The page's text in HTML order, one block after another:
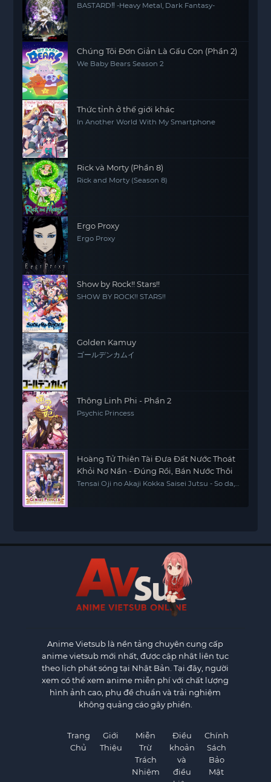
BASTARD‼ -Heavy Metal, Dark Fantasy-
Chúng Tôi Đơn Giản Là Gấu Con (Phần 2)
We Baby Bears Season 2
Thức tỉnh ở thế giới khác
In Another World With My Smartphone
Rick và Morty (Phần 8)
Rick and Morty (Season 8)
Ergo Proxy
Ergo Proxy
Show by Rock!! Stars!!
SHOW BY ROCK!! STARS!!
Golden Kamuy
ゴールデンカムイ
Thông Linh Phi - Phần 2
Psychic Princess
Hoàng Tử Thiên Tài Đưa Đất Nước Thoát
Khỏi Nợ Nần - Đúng Rồi, Bán Nước Thôi
Tensai Oji no Akaji Kokka Saisei Jutsu - So da,
Anime Vietsub là nền tảng chuyên cung cấp
anime vietsub mới nhất, được cập nhật liên tục
theo lịch phát sóng tại Nhật Bản. Tại đây, người
xem có thể xem anime miễn phí với chất lượng
hình ảnh cao, phụ đề chuẩn và trải nghiệm
không quảng cáo gây phiền.
Trang
Chủ
Giới
Thiệu
Miễn
Trừ
Trách
Nhiệm
Điều
khoản
và
điều
Chính
Sách
Bảo
Mật